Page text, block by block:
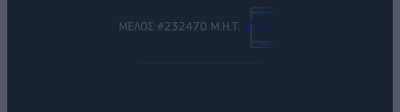
ΜΕΛΟΣ #232470 Μ.Η.Τ.